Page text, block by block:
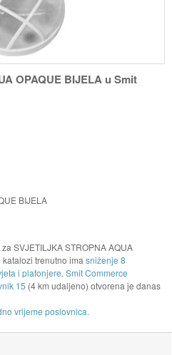
OPAQUE BIJELA u Smit
BIJELA
SVJETILJKA STROPNA AQUA
trenutno ima sniženje 8
i plafonjere. Smit Commerce
15 (4 km udaljeno) otvorena je danas
vrijeme poslovnica.